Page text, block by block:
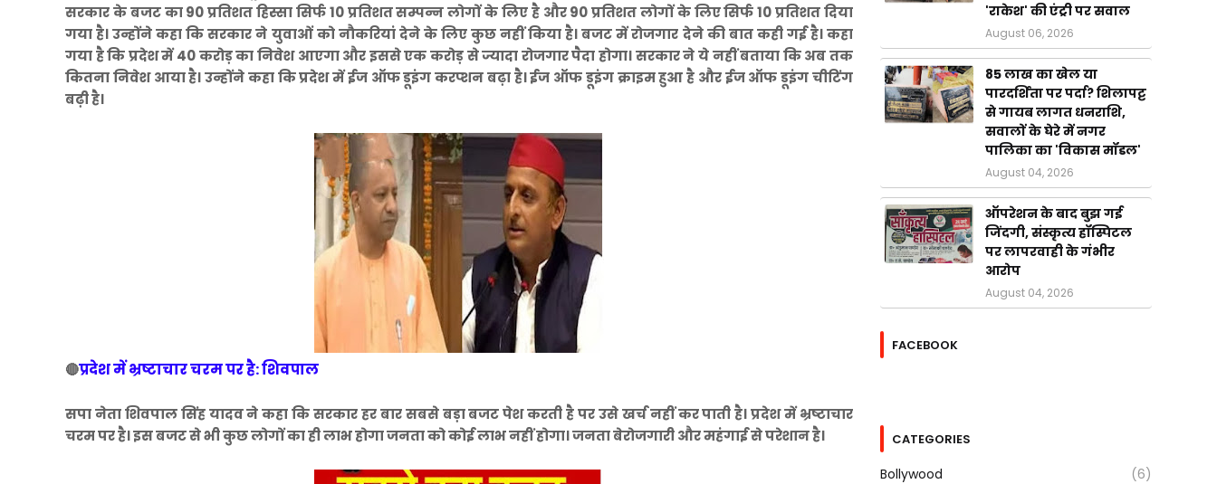
सरकार के बजट का 90 प्रतिशत हिस्सा सिर्फ 10 प्रतिशत सम्पन्न लोगों के लिए है और 90 प्रतिशत लोगों के लिए सिर्फ 10 प्रतिशत दिया
गया है। उन्होंने कहा कि सरकार ने युवाओं को नौकरियां देने के लिए कुछ नहीं किया है। बजट में रोजगार देने की बात कही गई है। कहा
गया है कि प्रदेश में 40 करोड़ का निवेश आएगा और इससे एक करोड़ से ज्यादा रोजगार पैदा होगा। सरकार ने ये नहीं बताया कि अब तक
कितना निवेश आया है। उन्होंने कहा कि प्रदेश में ईज ऑफ डूइंग करप्शन बढ़ा है। ईज ऑफ डूइंग क्राइम हुआ है और ईज ऑफ डूइंग चीटिंग
बढ़ी है।
🔴प्रदेश में भ्रष्टाचार चरम पर है: शिवपाल
सपा नेता शिवपाल सिंह यादव ने कहा कि सरकार हर बार सबसे बड़ा बजट पेश करती है पर उसे खर्च नहीं कर पाती है। प्रदेश में भ्रष्टाचार
चरम पर है। इस बजट से भी कुछ लोगों का ही लाभ होगा जनता को कोई लाभ नहीं होगा। जनता बेरोजगारी और महंगाई से परेशान है।
'राकेश' की एंट्री पर सवाल
August 06, 2026
85 लाख का खेल या
पारदर्शिता पर पर्दा? शिलापट्ट
से गायब लागत धनराशि,
सवालों के घेरे में नगर
पालिका का 'विकास मॉडल'
August 04, 2026
ऑपरेशन के बाद बुझ गई
जिंदगी, संस्कृत्य हॉस्पिटल
पर लापरवाही के गंभीर
आरोप
August 04, 2026
FACEBOOK
CATEGORIES
Bollywood
(6)